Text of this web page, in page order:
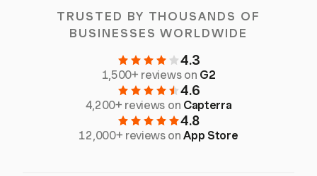
TRUSTED BY THOUSANDS OF
BUSINESSES WORLDWIDE
4.3
1,500+ reviews on G2
4.6
4,200+ reviews on Capterra
4.8
12,000+ reviews onApp Store